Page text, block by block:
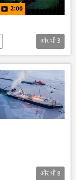
2:00
और भी3
और भी8